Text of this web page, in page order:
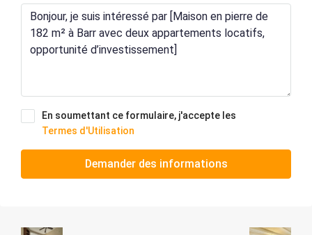
En soumettant ce formulaire, j'accepte les
Termes d'Utilisation
Demander des informations